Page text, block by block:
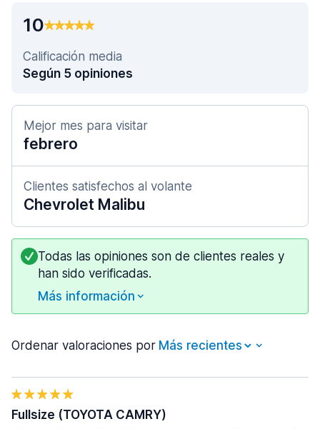
10
Calificación media
Según 5 opiniones
Mejor mes para visitar
febrero
Clientes satisfechos al volante
Chevrolet Malibu
Todas las opiniones son de clientes reales y
han sido verificadas.
Más información
Ordenar valoraciones por
Fullsize (TOYOTA CAMRY)